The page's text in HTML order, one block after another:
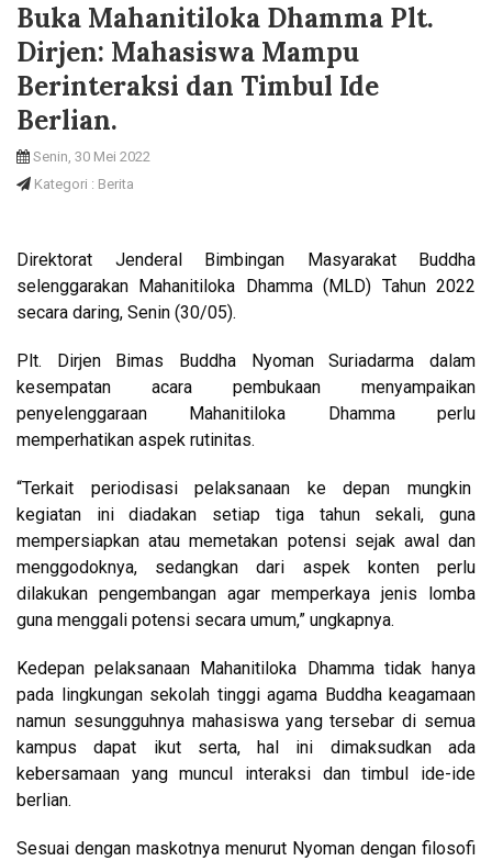
Buka Mahanitiloka Dhamma Plt.
Dirjen: Mahasiswa Mampu
Berinteraksi dan Timbul Ide
Berlian.
Senin, 30 Mei 2022
Kategori : Berita
Direktorat Jenderal Bimbingan Masyarakat Buddha
selenggarakan Mahanitiloka Dhamma (MLD) Tahun 2022
secara daring, Senin (30/05).
Plt. Dirjen Bimas Buddha Nyoman Suriadarma dalam
kesempatan acara pembukaan menyampaikan
penyelenggaraan Mahanitiloka Dhamma perlu
memperhatikan aspek rutinitas.
“Terkait periodisasi pelaksanaan ke depan mungkin
kegiatan ini diadakan setiap tiga tahun sekali, guna
mempersiapkan atau memetakan potensi sejak awal dan
menggodoknya, sedangkan dari aspek konten perlu
dilakukan pengembangan agar memperkaya jenis lomba
guna menggali potensi secara umum,” ungkapnya.
Kedepan pelaksanaan Mahanitiloka Dhamma tidak hanya
pada lingkungan sekolah tinggi agama Buddha keagamaan
namun sesungguhnya mahasiswa yang tersebar di semua
kampus dapat ikut serta, hal ini dimaksudkan ada
kebersamaan yang muncul interaksi dan timbul ide-ide
berlian.
Sesuai dengan maskotnya menurut Nyoman dengan filosofi